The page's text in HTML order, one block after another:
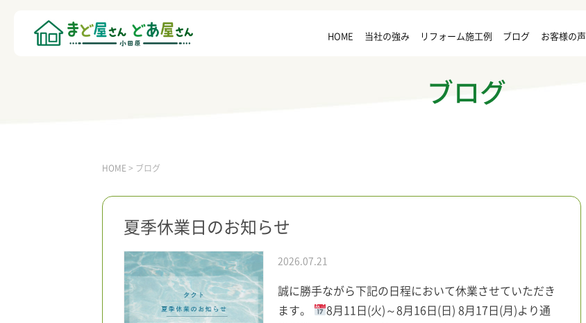
HOME 当社の強み リフォーム施工例 ブログ お客様の声
ブログ
HOME > ブログ
夏季休業日のお知らせ
2026.07.21
誠に勝手ながら下記の日程において休業させていただき
ます。
8月11日(火)～8月16日(日) 8月17日(月)より通